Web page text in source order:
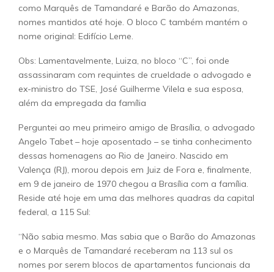
como Marquês de Tamandaré e Barão do Amazonas,
nomes mantidos até hoje. O bloco C também mantém o
nome original: Edifício Leme.
Obs: Lamentavelmente, Luiza, no bloco “C”, foi onde
assassinaram com requintes de crueldade o advogado e
ex-ministro do TSE, José Guilherme Vilela e sua esposa,
além da empregada da família
Perguntei ao meu primeiro amigo de Brasília, o advogado
Angelo Tabet – hoje aposentado – se tinha conhecimento
dessas homenagens ao Rio de Janeiro. Nascido em
Valença (RJ), morou depois em Juiz de Fora e, finalmente,
em 9 de janeiro de 1970 chegou a Brasília com a família.
Reside até hoje em uma das melhores quadras da capital
federal, a 115 Sul:
“Não sabia mesmo. Mas sabia que o Barão do Amazonas
e o Marquês de Tamandaré receberam na 113 sul os
nomes por serem blocos de apartamentos funcionais da